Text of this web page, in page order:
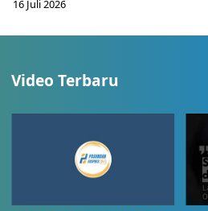
16 Juli 2026
Video Terbaru